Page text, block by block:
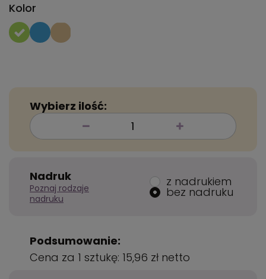
Kolor
Wybierz ilość:
Nadruk
Poznaj rodzaje
nadruku
z nadrukiem
bez nadruku
Podsumowanie:
Cena za 1 sztukę: 15,96 zł netto